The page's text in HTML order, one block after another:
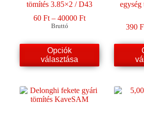
tömítés 3.85×2 / D43
60Ft – 40000FtÁrtartomány:
40000 Ft
Bruttó
Opciók
választása
Ennek
a
terméknek
van.
A
egység
390